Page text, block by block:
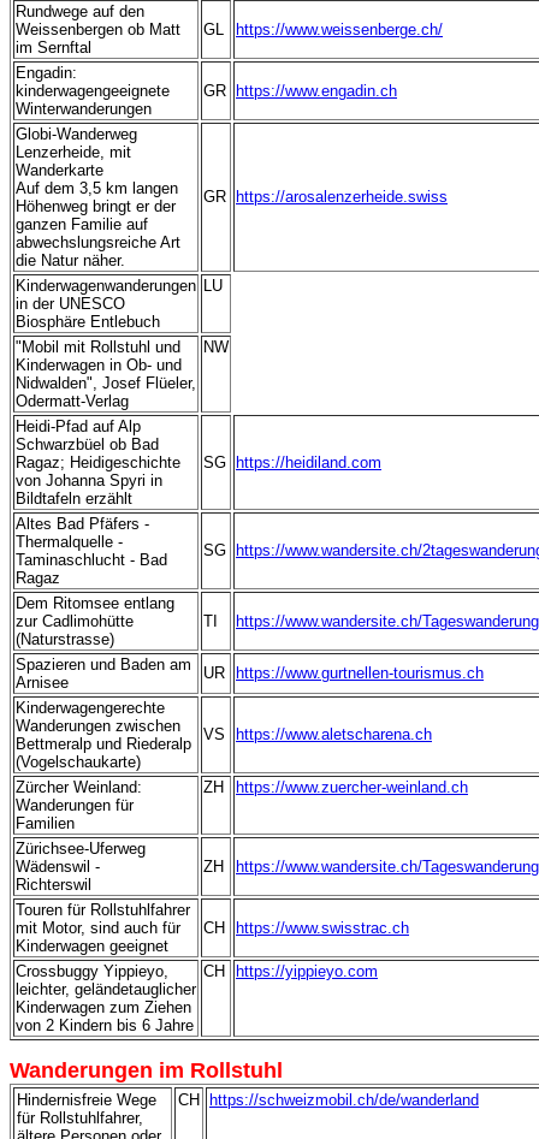
Rundwege auf den
Weissenbergen ob Matt
im Sernftal
GL https://www.weissenberge.ch/
Engadin:
kinderwagengeeignete
Winterwanderungen
GR https://www.engadin.ch
Globi-Wanderweg
Lenzerheide, mit
Wanderkarte
Auf dem 3,5 km langen
Höhenweg bringt er der
ganzen Familie auf
abwechslungsreiche Art
die Natur näher.
GR https://arosalenzerheide.swiss
Kinderwagenwanderungen
in der UNESCO
Biosphäre Entlebuch
LU
"Mobil mit Rollstuhl und
Kinderwagen in Ob- und
Nidwalden", Josef Flüeler,
Odermatt-Verlag
NW
Heidi-Pfad auf Alp
Schwarzbüel ob Bad
Ragaz; Heidigeschichte
von Johanna Spyri in
Bildtafeln erzählt
SG https://heidiland.com
Altes Bad Pfäfers -
Thermalquelle -
Taminaschlucht - Bad
Ragaz
SG https://www.wandersite.ch/
Dem Ritomsee entlang
zur Cadlimohütte
(Naturstrasse)
TI https://www.wandersite.ch/
Spazieren und Baden am
Arnisee
UR
https://www.gurtnellen-tourismus.ch
Kinderwagengerechte
Wanderungen zwischen
Bettmeralp und Riederalp
(Vogelschaukarte)
VS https://www.aletscharena.ch
Zürcher Weinland:
Wanderungen für
Familien
ZH https://www.zuercher-weinland.ch
Zürichsee-Uferweg
Wädenswil -
Richterswil
ZH https://www.wandersite.ch/
Touren für Rollstuhlfahrer
mit Motor, sind auch für
Kinderwagen geeignet
CH https://www.swisstrac.ch
Crossbuggy Yippieyo,
leichter, geländetauglicher
Kinderwagen zum Ziehen
von 2 Kindern bis 6 Jahre
CH https://yippieyo.com
Wanderungen im Rollstuhl
Hindernisfreie Wege
für Rollstuhlfahrer,
CH https://schweizmobil.ch/de/wanderland